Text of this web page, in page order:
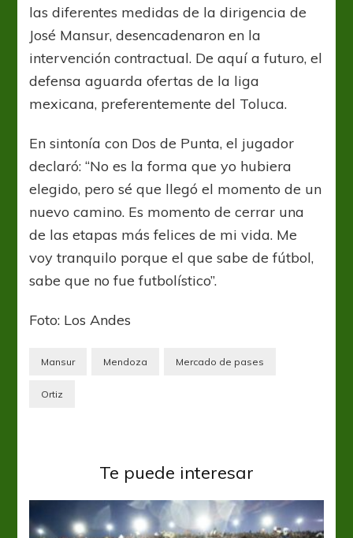
las diferentes medidas de la dirigencia de
José Mansur, desencadenaron en la
intervención contractual. De aquí a futuro, el
defensa aguarda ofertas de la liga
mexicana, preferentemente del Toluca.
En sintonía con Dos de Punta, el jugador
declaró: “No es la forma que yo hubiera
elegido, pero sé que llegó el momento de un
nuevo camino. Es momento de cerrar una
de las etapas más felices de mi vida. Me
voy tranquilo porque el que sabe de fútbol,
sabe que no fue futbolístico”.
Foto: Los Andes
Mansur Mendoza Mercado de pases
Ortiz
Te puede interesar